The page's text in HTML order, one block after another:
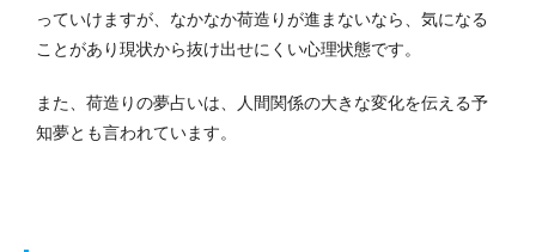
っていけますが、なかなか荷造りが進まないなら、気になる
ことがあり現状から抜け出せにくい心理状態です。
また、荷造りの夢占いは、人間関係の大きな変化を伝える予
知夢とも言われています。